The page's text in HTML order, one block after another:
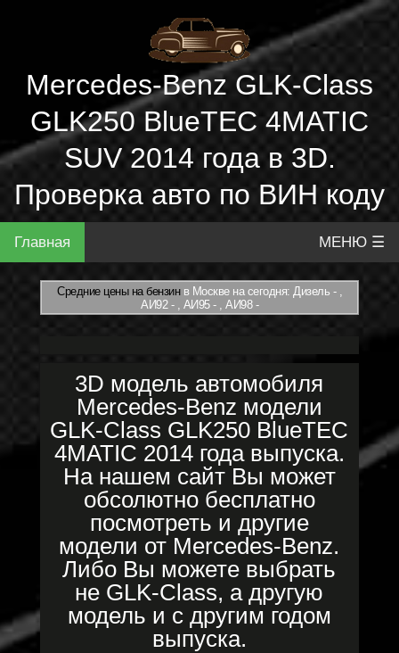
Mercedes-Benz GLK-Class
GLK250 BlueTEC 4MATIC
SUV 2014 года в 3D.
Проверка авто по ВИН коду
Главная МЕНЮ ☰
Средние цены на бензинв Москве на сегодня: Дизель - ,
АИ92 - , АИ95 - , АИ98 -
3D модель автомобиля
Mercedes-Benz модели
GLK-Class GLK250 BlueTEC
4MATIC 2014 года выпуска.
На нашем сайт Вы может
обсолютно бесплатно
посмотреть и другие
модели от Mercedes-Benz.
Либо Вы можете выбрать
не GLK-Class, а другую
модель и с другим годом
выпуска.